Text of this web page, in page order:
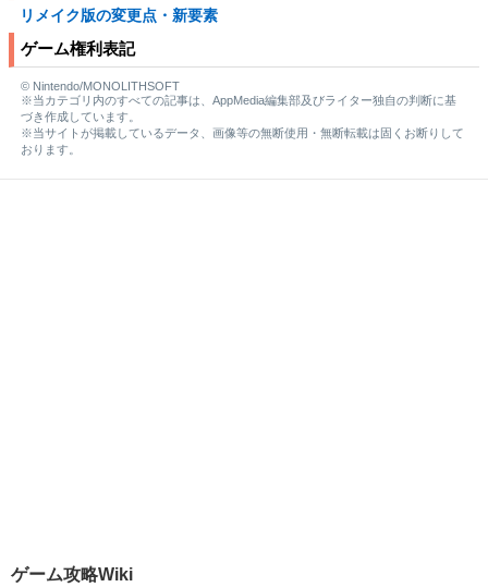
リメイク版の変更点・新要素
ゲーム権利表記
© Nintendo/MONOLITHSOFT
※当カテゴリ内のすべての記事は、AppMedia編集部及びライター独自の判断に基
づき作成しています。
※当サイトが掲載しているデータ、画像等の無断使用・無断転載は固くお断りして
おります。
ゲーム攻略Wiki